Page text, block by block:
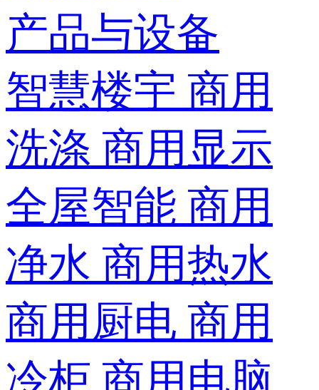
产品与设备
智慧楼宇 商用
洗涤 商用显示
全屋智能 商用
净水 商用热水
商用厨电 商用
冷柜 商用电脑